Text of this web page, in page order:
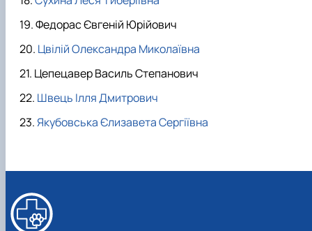
Федорас Євгеній Юрійович
Цвілій Олександра Миколаївна
Цепецавер Василь Степанович
Швець Ілля Дмитрович
Якубовська Єлизавета Сергіївна